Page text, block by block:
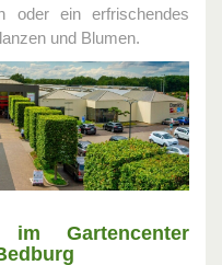
oder ein erfrischendes
und Blumen.
im Gartencenter